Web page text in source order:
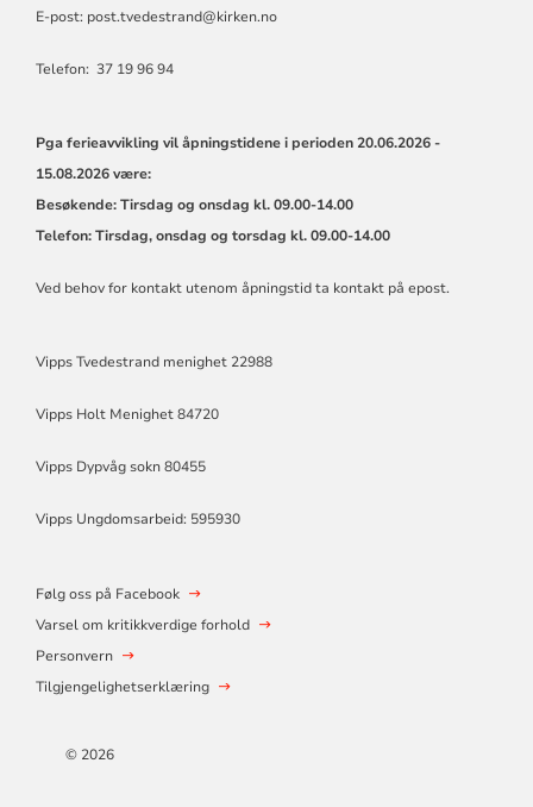
E-post: post.tvedestrand@kirken.no
Telefon: 37 19 96 94
Pga ferieavvikling vil åpningstidene i perioden20.06.2026 -
15.08.2026 være:
Besøkende: Tirsdag og onsdag kl. 09.00-14.00
Telefon: Tirsdag, onsdag og torsdag kl. 09.00-14.00
Ved behov for kontakt utenom åpningstid ta kontakt på epost.
Vipps Tvedestrand menighet 22988
Vipps Holt Menighet 84720
Vipps Dypvåg sokn 80455
Vipps Ungdomsarbeid: 595930
Følg oss på Facebook
Varsel om kritikkverdige forhold
Personvern
Tilgjengelighetserklæring
© 2026